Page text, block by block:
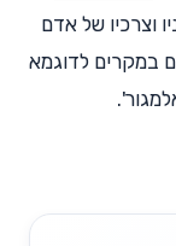
וצרכיו של אדם
במקרים לדוגמא